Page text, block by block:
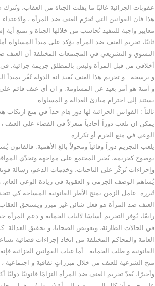
عقوبات الجزائية غالبًا ما يفلت الجناة من العقاب،
هذا فان القوانين التي تُجرّم العنف ضد المرأة ،
معايير واجبة للتنفيذ تُحاسب من خلالها الجناة و تمنع أية
ثانيًا، تجريم العنف ضد المرأة يؤكد على مبدأ المساواة
النسوي و التشريعي في المجتمعات المختلفة أن العنف
أخلاقي من قبل المرأة وليس بالمطلق جريمة جزائية. في
و يرسخه.. و تجريم هذا العنف يُفيد انه الدولة تُقّر
و آمنة هو أمر بعيد عن المساومة. و ان أي عنف قائم على
يستند إلى احترام مبادئ العدالة و المساواة .
ثالثاً : القوانين الجزائية لها دور هام جداً في منع ارتكاب
يمكن ان تلعب دوراً أحادياً منعزلاً في القضاء على العنف ،
الوعي في منع الجرم أو تكراره.
يلعب التجريم دوراً وقائياً ومحولاً بالغ الأهمية.
بوضوح كجريمة، يُجبر المجتمع على مواجهة وتحدّي
وإجراءات تُركّز على الناجيات، وخدمات الدعم، رسالة
يُساهم الوصف الجرمي و العقوبة في زيادة الوعي العام،
تُبرره. عامل الزمن يمنح الأطر القانونية المساحة كي
العنف ضد المرأة هو فعل شائن غير مبرر ويستحق العقاب.
رابعًا، يُوفر التجريم أساسًا لآليات الحماية و دعم المرأة
في الحالات الطارئة، وتعويض الضحايا، و تحقيق العدالة.
العامة والمحاكم المختلفة من اتخاذ إجراءات قضائية
القانونية و طلب الحماية . أما غياب القوانين الجزائية
منح الشرعية للعنف من خلال مبرراتٍ ثقافية و اجتماعية
وأخيرًا، يُعدّ تجريم العنف ضد المرأة التزامًا قانونيًا